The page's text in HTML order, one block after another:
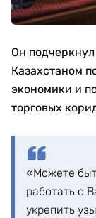
Он подчеркнул
Казахстаном
экономики и
торговых
«Можете
работать с
укрепить